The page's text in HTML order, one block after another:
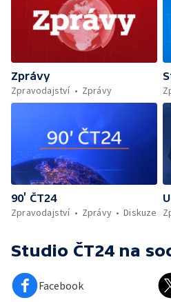
Zprávy
Zpravodajství
Zprávy
90’ ČT24
Zpravodajství
Zprávy Diskuze
Studio ČT24 na
Facebook